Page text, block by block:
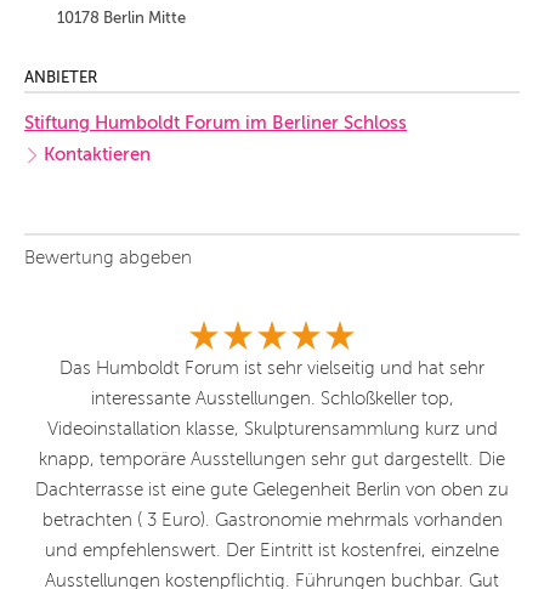
10178 Berlin Mitte
ANBIETER
Stiftung Humboldt Forum im Berliner Schloss
Kontaktieren
Bewertung abgeben
Das Humboldt Forum ist sehr vielseitig und hat sehr
interessante Ausstellungen. Schloßkeller top,
Videoinstallation klasse, Skulpturensammlung kurz und
knapp, temporäre Ausstellungen sehr gut dargestellt. Die
Dachterrasse ist eine gute Gelegenheit Berlin von oben zu
betrachten ( 3 Euro). Gastronomie mehrmals vorhanden
und empfehlenswert. Der Eintritt ist kostenfrei, einzelne
Ausstellungen kostenpflichtig. Führungen buchbar. Gut